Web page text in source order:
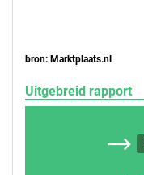
bron: Marktplaats.nl
Uitgebreid rapport